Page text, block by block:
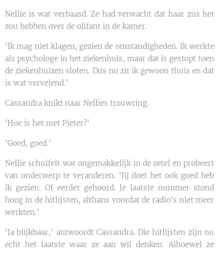
Nellie is wat verbaasd. Ze had verwacht dat haar zus het
zou hebben over de olifant in de kamer.
'Ik mag niet klagen, gezien de omstandigheden. Ik werkte
als psychologe in het ziekenhuis, maar dat is gestopt toen
de ziekenhuizen sloten. Dus nu zit ik gewoon thuis en dat
is wat vervelend.'
Cassandra knikt naar Nellies trouwring.
'Hoe is het met Pieter?'
'Goed, goed.'
Nellie schuifelt wat ongemakkelijk in de zetel en probeert
van onderwerp te veranderen. 'Jij doet het ook goed heb
ik gezien. Of eerder gehoord. Je laatste nummer stond
hoog in de hitlijsten, althans voordat de radio's niet meer
werkten.'
'Ja blijkbaar,' antwoordt Cassandra. Die hitlijsten zijn nu
echt het laatste waar ze aan wil denken. Alhoewel ze